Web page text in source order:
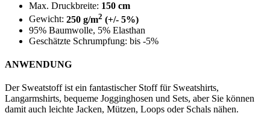
Max. Druckbreite: 150 cm
Gewicht: 250 g/m2 (+/- 5%)
95% Baumwolle, 5% Elasthan
Geschätzte Schrumpfung: bis -5%
ANWENDUNG
Der Sweatstoff ist ein fantastischer Stoff für Sweatshirts,
Langarmshirts, bequeme Jogginghosen und Sets, aber Sie können
damit auch leichte Jacken, Mützen, Loops oder Schals nähen.